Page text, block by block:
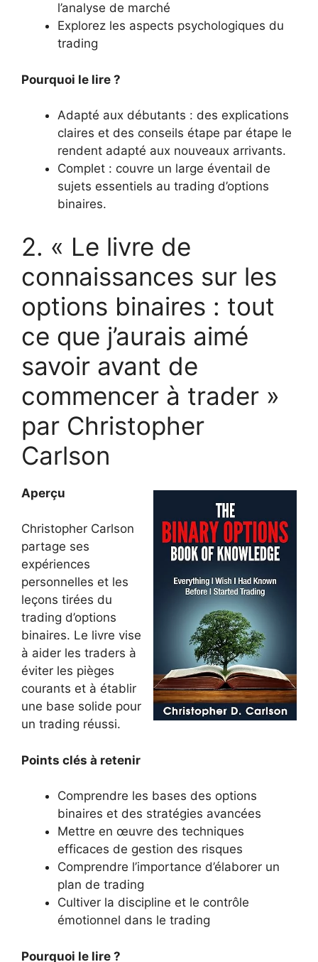
l’analyse de marché
Explorez les aspects psychologiques du
trading
Pourquoi le lire ?
Adapté aux débutants : des explications
claires et des conseils étape par étape le
rendent adapté aux nouveaux arrivants.
Complet : couvre un large éventail de
sujets essentiels au trading d’options
binaires.
2. « Le livre de
connaissances sur les
options binaires : tout
ce que j’aurais aimé
savoir avant de
commencer à trader »
par Christopher
Carlson
Aperçu
Christopher Carlson
partage ses
expériences
personnelles et les
leçons tirées du
trading d’options
binaires. Le livre vise
à aider les traders à
éviter les pièges
courants et à établir
une base solide pour
un trading réussi.
Points clés à retenir
Comprendre les bases des options
binaires et des stratégies avancées
Mettre en œuvre des techniques
efficaces de gestion des risques
Comprendre l’importance d’élaborer un
plan de trading
Cultiver la discipline et le contrôle
émotionnel dans le trading
Pourquoi le lire ?